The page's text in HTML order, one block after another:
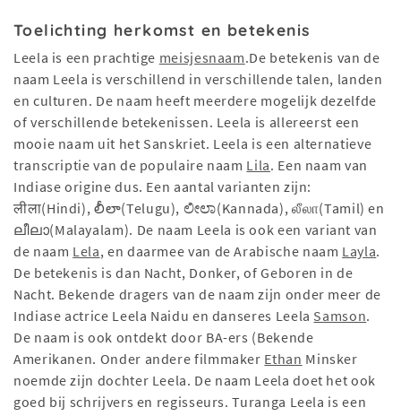
Toelichting herkomst en betekenis
Leela is een prachtige meisjesnaam.De betekenis van de
naam Leela is verschillend in verschillende talen, landen
en culturen. De naam heeft meerdere mogelijk dezelfde
of verschillende betekenissen. Leela is allereerst een
mooie naam uit het Sanskriet. Leela is een alternatieve
transcriptie van de populaire naam Lila. Een naam van
Indiase origine dus. Een aantal varianten zijn:
लीला(Hindi), లీలా(Telugu), ಲೀಲಾ(Kannada), லீலா(Tamil) en
ലീലാ(Malayalam). De naam Leela is ook een variant van
de naam Lela, en daarmee van de Arabische naam Layla.
De betekenis is dan Nacht, Donker, of Geboren in de
Nacht. Bekende dragers van de naam zijn onder meer de
Indiase actrice Leela Naidu en danseres Leela Samson.
De naam is ook ontdekt door BA-ers (Bekende
Amerikanen. Onder andere filmmaker Ethan Minsker
noemde zijn dochter Leela. De naam Leela doet het ook
goed bij schrijvers en regisseurs. Turanga Leela is een